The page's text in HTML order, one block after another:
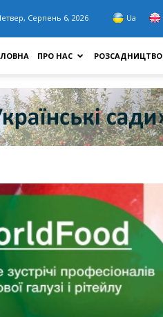
Серпень 6, 2026 Ua
ПРО НАС РОЗСАДНИЦТВО